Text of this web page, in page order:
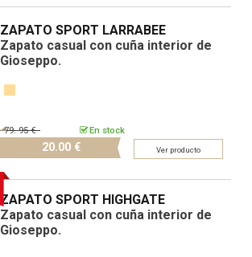
ZAPATO SPORT LARRABEE
Zapato casual con cuña interior de
Gioseppo.
En stock
79.95 €
20.00 € Ver producto
ZAPATO SPORT HIGHGATE
Zapato casual con cuña interior de
Gioseppo.